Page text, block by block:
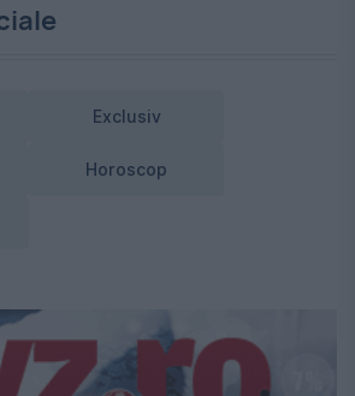
Exclusiv
Horoscop